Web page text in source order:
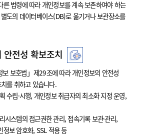
른 법령에 따라 개인정보를 계속 보존하여야 하는
도의 데이터베이스(DB)로 옮기거나 보관장소를
전성 확보조치
보 보호법」제29조에 따라 개인정보의 안전성
를 취하고 있습니다.
수립·시행, 개인정보 취급자의 최소화 지정 운영,
시스템의 접근권한 관리, 접속기록 보관·관리,
정보 암호화, SSL 적용 등